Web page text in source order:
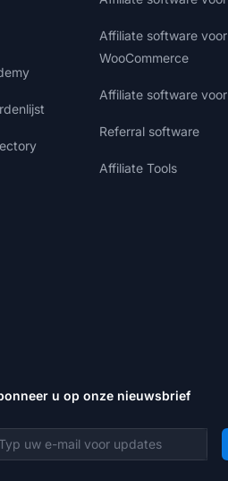
Affiliate software voor
WooCommerce
Affiliate software
Referral software
Affiliate Tools
u op onze nieuwsbrief
mailadres